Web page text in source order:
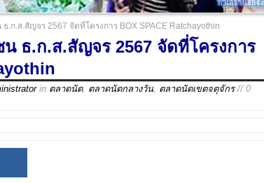
ก.ส.สัญจร 2567 จัดที่โครงการ BOX SPACE Ratchayothin
ธ.ก.ส.สัญจร 2567 จัดที่โครงการ
in ตลาดนัด, ตลาดนัดกลางวัน ตลาดนัดเขตจตุจักร// 0